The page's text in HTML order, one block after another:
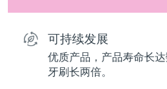
可持续发展
优质产品，产品寿命长
牙刷长两倍。